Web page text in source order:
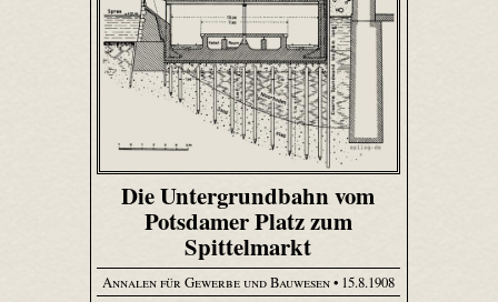
Die Untergrundbahn vom
Potsdamer Platz zum
Spittelmarkt
Annalen für Gewerbe und Bauwesen• 15.8.1908